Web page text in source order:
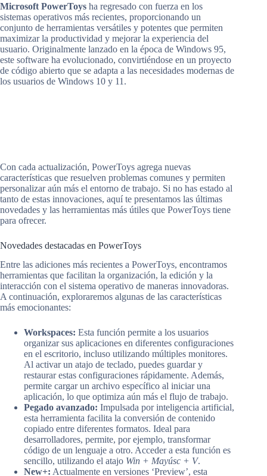
Microsoft PowerToys ha regresado con fuerza en los
sistemas operativos más recientes, proporcionando un
conjunto de herramientas versátiles y potentes que permiten
maximizar la productividad y mejorar la experiencia del
usuario. Originalmente lanzado en la época de Windows 95,
este software ha evolucionado, convirtiéndose en un proyecto
de código abierto que se adapta a las necesidades modernas de
los usuarios de Windows 10 y 11.
Con cada actualización, PowerToys agrega nuevas
características que resuelven problemas comunes y permiten
personalizar aún más el entorno de trabajo. Si no has estado al
tanto de estas innovaciones, aquí te presentamos las últimas
novedades y las herramientas más útiles que PowerToys tiene
para ofrecer.
Novedades destacadas en PowerToys
Entre las adiciones más recientes a PowerToys, encontramos
herramientas que facilitan la organización, la edición y la
interacción con el sistema operativo de maneras innovadoras.
A continuación, exploraremos algunas de las características
más emocionantes:
Workspaces: Esta función permite a los usuarios
organizar sus aplicaciones en diferentes configuraciones
en el escritorio, incluso utilizando múltiples monitores.
Al activar un atajo de teclado, puedes guardar y
restaurar estas configuraciones rápidamente. Además,
permite cargar un archivo específico al iniciar una
aplicación, lo que optimiza aún más el flujo de trabajo.
Pegado avanzado: Impulsada por inteligencia artificial,
esta herramienta facilita la conversión de contenido
copiado entre diferentes formatos. Ideal para
desarrolladores, permite, por ejemplo, transformar
código de un lenguaje a otro. Acceder a esta función es
sencillo, utilizando el atajo Win + Mayúsc + V.
New+: Actualmente en versiones ‘Preview’, esta